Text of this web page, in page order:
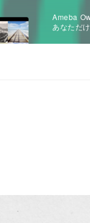
Ameba
あなただ